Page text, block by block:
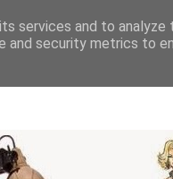
services and to analyze
and security metrics to